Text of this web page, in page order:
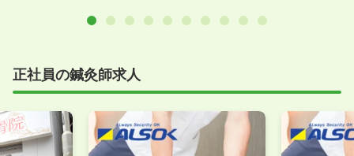
正社員の鍼灸師求人